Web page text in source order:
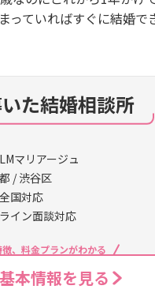
ていればすぐに結婚で
た結婚相談所
マリアージュ
/ 渋谷区
国対応
イン面談対応
、料金プランがわかる
本情報を見る